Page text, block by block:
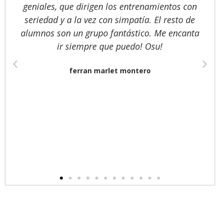
geniales, que dirigen los entrenamientos con
seriedad y a la vez con simpatía. El resto de
alumnos son un grupo fantástico. Me encanta
ir siempre que puedo! Osu!
ferran marlet montero